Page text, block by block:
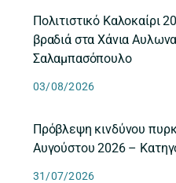
Πολιτιστικό Καλοκαίρι
βραδιά στα Χάνια
Σαλαμπασόπουλο
03/08/2026
Πρόβλεψη κινδύνου
Αυγούστου 2026 –
31/07/2026